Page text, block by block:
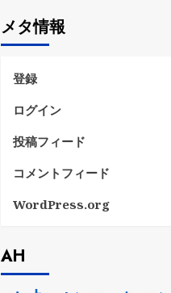
リ
ー
メタ情報
登録
ログイン
投稿フィード
コメントフィード
WordPress.org
AH